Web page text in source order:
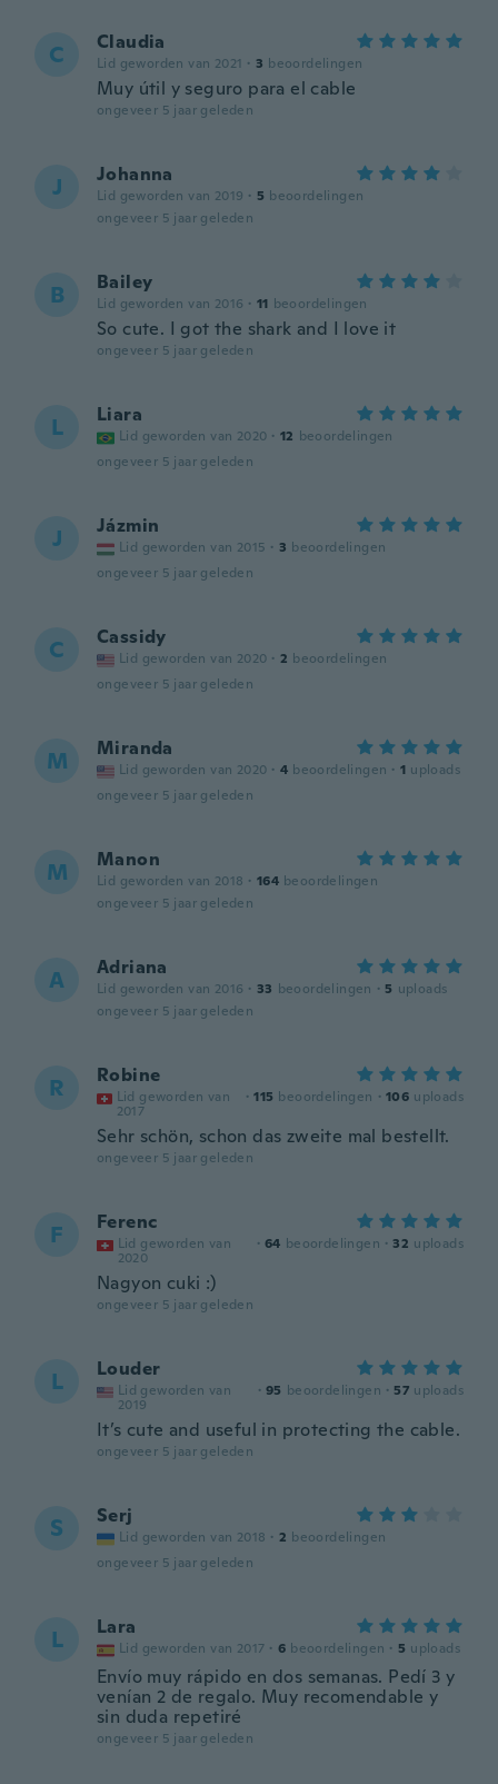
C Claudia
Lid geworden van 2021 · 3 beoordelingen
Muy útil y seguro para el cable
ongeveer 5 jaar geleden
J Johanna
Lid geworden van 2019 · 5 beoordelingen
ongeveer 5 jaar geleden
B Bailey
Lid geworden van 2016 · 11 beoordelingen
So cute. I got the shark and I love it
ongeveer 5 jaar geleden
L Liara
Lid geworden van 2020 · 12 beoordelingen
ongeveer 5 jaar geleden
J Jázmin
Lid geworden van 2015 · 3 beoordelingen
ongeveer 5 jaar geleden
C Cassidy
Lid geworden van 2020 · 2 beoordelingen
ongeveer 5 jaar geleden
M Miranda
Lid geworden van 2020 · 4 beoordelingen · 1 uploads
ongeveer 5 jaar geleden
M Manon
Lid geworden van 2018 · 164 beoordelingen
ongeveer 5 jaar geleden
A Adriana
Lid geworden van 2016 · 33 beoordelingen · 5 uploads
ongeveer 5 jaar geleden
R Robine
Lid geworden van
2017
· 115 beoordelingen · 106 uploads
Sehr schön, schon das zweite mal bestellt.
ongeveer 5 jaar geleden
F Ferenc
Lid geworden van
2020
· 64 beoordelingen · 32 uploads
Nagyon cuki :)
ongeveer 5 jaar geleden
L Louder
Lid geworden van
2019
· 95 beoordelingen · 57 uploads
It’s cute and useful in protecting the cable.
ongeveer 5 jaar geleden
S Serj
Lid geworden van 2018 · 2 beoordelingen
ongeveer 5 jaar geleden
L Lara
Lid geworden van 2017 · 6 beoordelingen · 5 uploads
Envío muy rápido en dos semanas. Pedí 3 y
venían 2 de regalo. Muy recomendable y
sin duda repetiré
ongeveer 5 jaar geleden